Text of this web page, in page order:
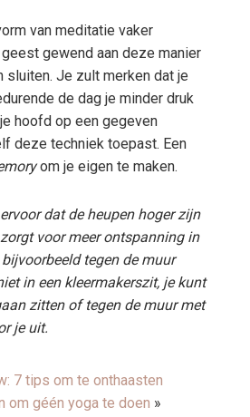
van meditatie vaker
gewend aan deze manier
sluiten. Je zult merken dat je
de dag je minder druk
hoofd op een gegeven
deze techniek toepast. Een
om je eigen te maken.
dat de heupen hoger zijn
voor meer ontspanning in
tegen de muur
in een kleermakerszit, je kunt
zitten of tegen de muur met
je uit.
7 tips om te onthaasten
om géén yoga te doen »